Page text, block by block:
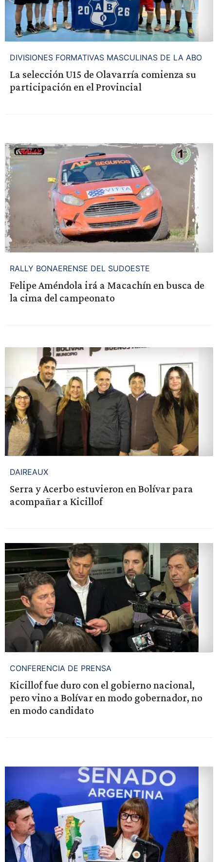
DIVISIONES FORMATIVAS MASCULINAS DE LA ABO
La selección U15 de Olavarría comienza su
participación en el Provincial
RALLY BONAERENSE DEL SUDOESTE
Felipe Améndola irá a Macachín en busca de
la cima del campeonato
DAIREAUX
Serra y Acerbo estuvieron en Bolívar para
acompañar a Kicillof
CONFERENCIA DE PRENSA
Kicillof fue duro con el gobierno nacional,
pero vino a Bolívar en modo gobernador, no
en modo candidato